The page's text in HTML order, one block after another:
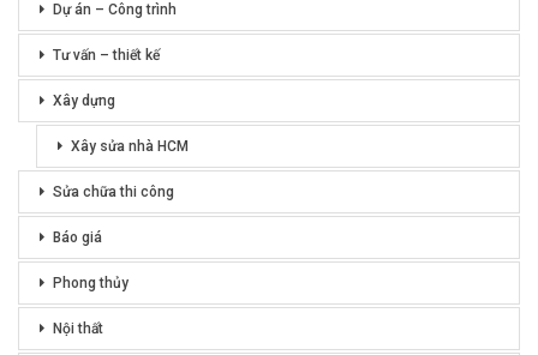
Dự án – Công trình
Tư vấn – thiết kế
Xây dựng
Xây sửa nhà HCM
Sửa chữa thi công
Báo giá
Phong thủy
Nội thất